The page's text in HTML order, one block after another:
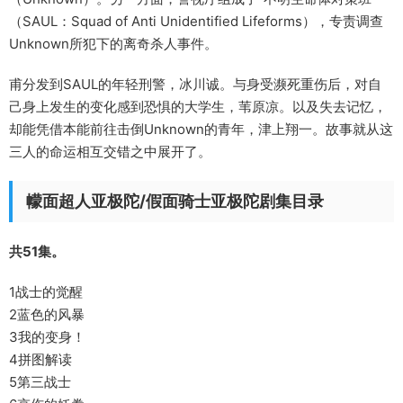
（SAUL：Squad of Anti Unidentified Lifeforms），专责调查
Unknown所犯下的离奇杀人事件。
甫分发到SAUL的年轻刑警，冰川诚。与身受濒死重伤后，对自
己身上发生的变化感到恐惧的大学生，苇原凉。以及失去记忆，
却能凭借本能前往击倒Unknown的青年，津上翔一。故事就从这
三人的命运相互交错之中展开了。
幪面超人亚极陀/假面骑士亚极陀剧集目录
共51集。
1战士的觉醒
2蓝色的风暴
3我的变身！
4拼图解读
5第三战士